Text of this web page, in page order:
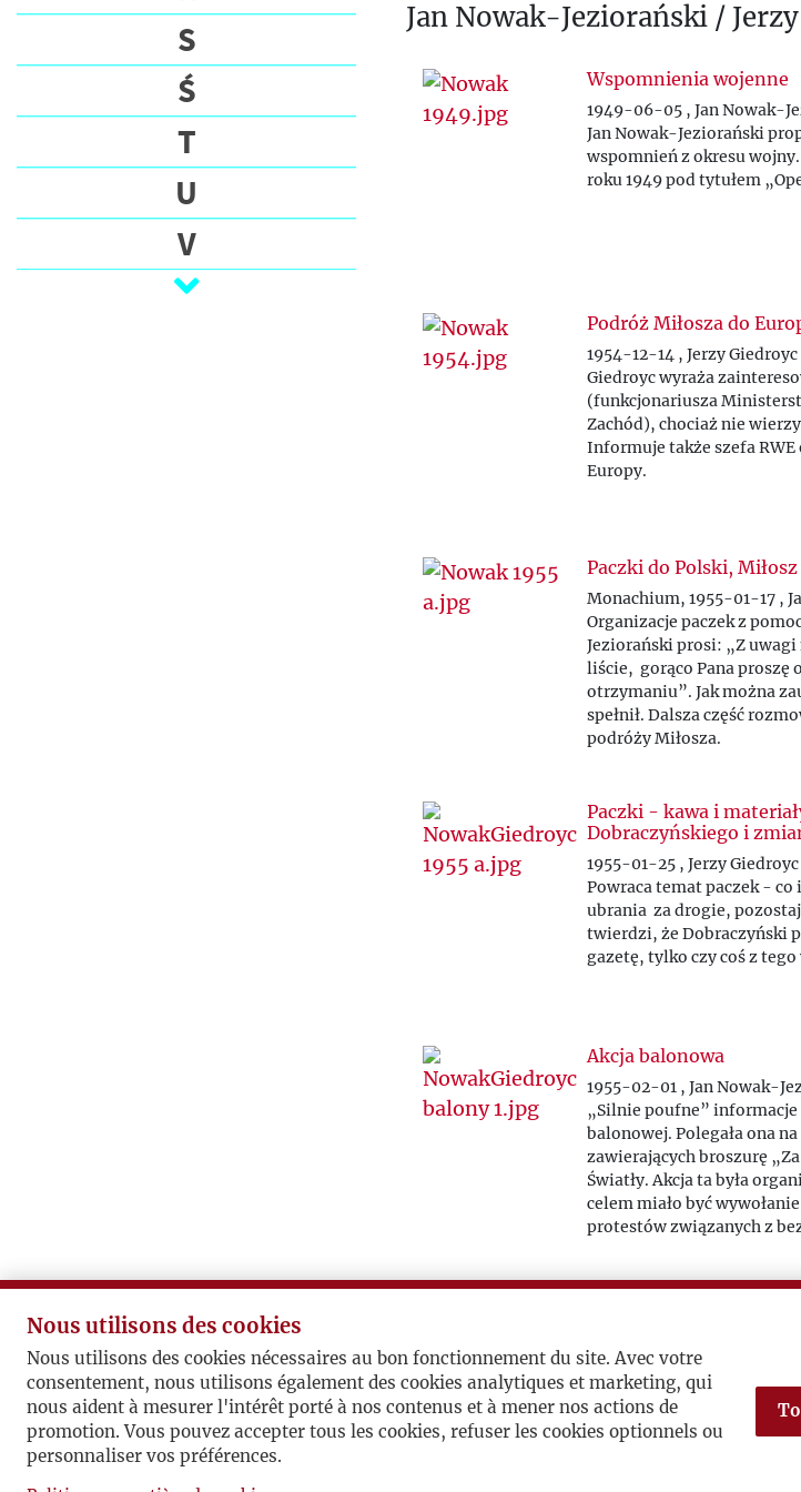
S
Ś
T
U
V
W
Jan Nowak-Jeziorański /
Wspomnienia wojenne
1949-06-05 , Jan Nowak-
Jan Nowak-Jeziorański
wspomnień z okresu
roku 1949 pod tytułem „
Podróż Miłosza do
1954-12-14 , Jerzy Giedroyc
Giedroyc wyraża
(funkcjonariusza
Zachód), chociaż nie
Informuje także szefa
Europy.
Paczki do Polski, Miłosz
Monachium, 1955-01-17 ,
Organizacje paczek z
Jeziorański prosi: „Z
liście, gorąco Pana proszę
otrzymaniu”. Jak można
spełnił. Dalsza część
podróży Miłosza.
Paczki - kawa i
Dobraczyńskiego i
1955-01-25 , Jerzy Giedroyc
Powraca temat paczek - co
ubrania za drogie,
twierdzi, że Dobraczyński
gazetę, tylko czy coś z
Akcja balonowa
1955-02-01 , Jan Nowak-
„Silnie poufne” informacje
balonowej. Polegała ona
zawierających broszurę
Światły. Akcja ta była
celem miało być
protestów związanych z
List z kondolencjami dla
Hertza.
Nous utilisons des cookies
Nous utilisons des cookies nécessaires au bon fonctionnement du site. Avec votre
consentement, nous utilisons également des cookies analytiques et marketing, qui
nous aident à mesurer l'intérêt porté à nos contenus et à mener nos actions de
promotion. Vous pouvez accepter tous les cookies, refuser les cookies optionnels ou
personnaliser vos préférences.